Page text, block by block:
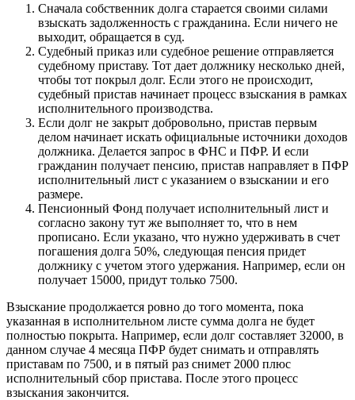
Сначала собственник долга старается своими силами
взыскать задолженность с гражданина. Если ничего не
выходит, обращается в суд.
Судебный приказ или судебное решение отправляется
судебному приставу. Тот дает должнику несколько дней,
чтобы тот покрыл долг. Если этого не происходит,
судебный пристав начинает процесс взыскания в рамках
исполнительного производства.
Если долг не закрыт добровольно, пристав первым
делом начинает искать официальные источники доходов
должника. Делается запрос в ФНС и ПФР. И если
гражданин получает пенсию, пристав направляет в ПФР
исполнительный лист с указанием о взыскании и его
размере.
Пенсионный Фонд получает исполнительный лист и
согласно закону тут же выполняет то, что в нем
прописано. Если указано, что нужно удерживать в счет
погашения долга 50%, следующая пенсия придет
должнику с учетом этого удержания. Например, если он
получает 15000, придут только 7500.
Взыскание продолжается ровно до того момента, пока
указанная в исполнительном листе сумма долга не будет
полностью покрыта. Например, если долг составляет 32000, в
данном случае 4 месяца ПФР будет снимать и отправлять
приставам по 7500, и в пятый раз снимет 2000 плюс
исполнительный сбор пристава. После этого процесс
взыскания закончится.